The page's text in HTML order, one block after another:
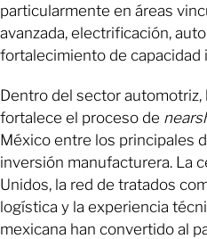
particularmente en áreas
avanzada, electrificación,
fortalecimiento de capacidad
Dentro del sector
fortalece el proceso de
México entre los principales
inversión manufacturera. La
Unidos, la red de tratados
logística y la experiencia
mexicana han convertido al